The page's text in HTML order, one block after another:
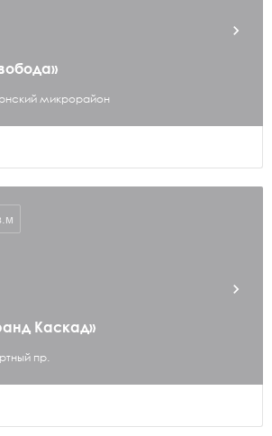
микрорайон
Каскад»
пр.